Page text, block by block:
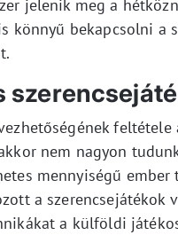
jelenik meg a
könnyű bekapcsolni a
nem nagyon
mennyiségű
a
a külföldi